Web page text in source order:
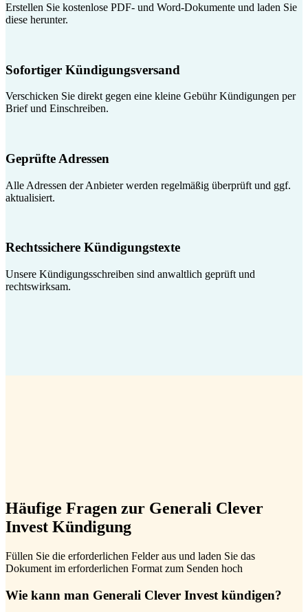
Erstellen Sie kostenlose PDF- und Word-Dokumente und laden Sie
diese herunter.
Sofortiger Kündigungsversand
Verschicken Sie direkt gegen eine kleine Gebühr Kündigungen per
Brief und Einschreiben.
Geprüfte Adressen
Alle Adressen der Anbieter werden regelmäßig überprüft und ggf.
aktualisiert.
Rechtssichere Kündigungstexte
Unsere Kündigungsschreiben sind anwaltlich geprüft und
rechtswirksam.
Häufige Fragen zur Generali Clever
Invest Kündigung
Füllen Sie die erforderlichen Felder aus und laden Sie das
Dokument im erforderlichen Format zum Senden hoch
Wie kann man Generali Clever Invest kündigen?